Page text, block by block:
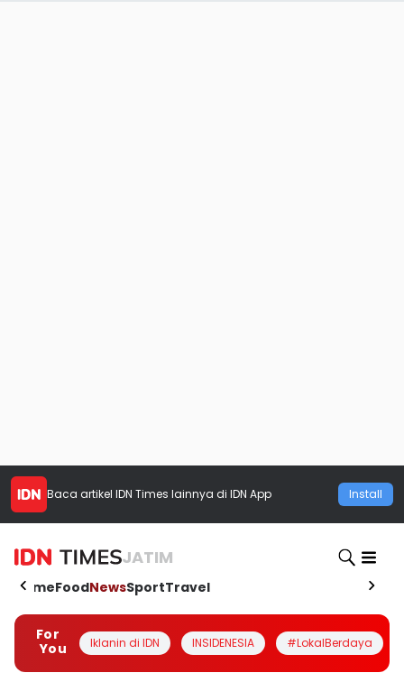
Baca artikel IDN Times lainnya di IDN App Install
JATIM
HomeFoodNewsSportTravel
For
You
Iklanin di IDN INSIDENESIA #LokalBerdaya